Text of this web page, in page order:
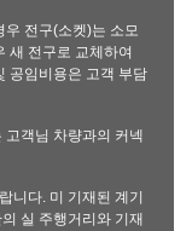
우 전구(소켓)는 소모
새 전구로 교체하여
공임비용은 고객 부담
객님 차량과의 커넥
니다. 미 기재된 계기
실 주행거리와 기재